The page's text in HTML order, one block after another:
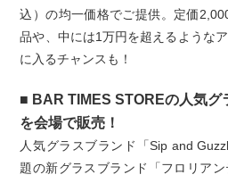
込）の均一価格でご提供。定価
品や、中には1万円を超えるような
に入るチャンスも！
■ BAR TIMES STOREの人気グ
を会場で販売！
人気グラスブランド「Sip and
題の新グラスブランド「フロリア